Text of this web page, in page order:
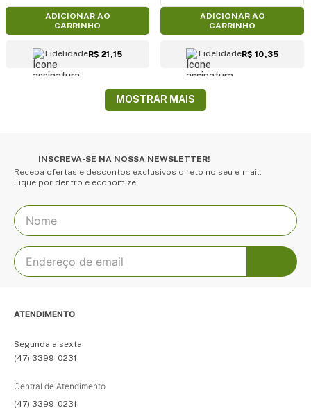
ADICIONAR AO
CARRINHO
FidelidadeR$ 21,15
ADICIONAR AO
CARRINHO
FidelidadeR$ 10,35
MOSTRAR MAIS
INSCREVA-SE NA NOSSA NEWSLETTER!
Receba ofertas e descontos exclusivos direto no seu e-mail.
Fique por dentro e economize!
ATENDIMENTO
Segunda a sexta
(47) 3399-0231
Central de Atendimento
(47) 3399-0231